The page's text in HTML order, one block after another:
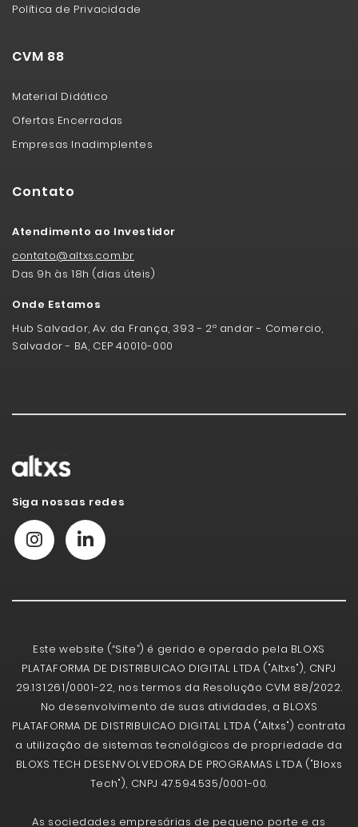
Política de Privacidade
CVM 88
Material Didático
Ofertas Encerradas
Empresas Inadimplentes
Contato
Atendimento ao Investidor
contato@altxs.com.br
Das 9h às 18h (dias úteis)
Onde Estamos
Hub Salvador, Av. da França, 393 - 2º andar - Comercio,
Salvador - BA, CEP 40010-000
Siga nossas redes
Este website (“Site”) é gerido e operado pela BLOXS
PLATAFORMA DE DISTRIBUICAO DIGITAL LTDA ("Altxs"), CNPJ
29.131.261/0001-22, nos termos da Resolução CVM 88/2022.
No desenvolvimento de suas atividades, a BLOXS
PLATAFORMA DE DISTRIBUICAO DIGITAL LTDA ("Altxs") contrata
a utilização de sistemas tecnológicos de propriedade da
BLOXS TECH DESENVOLVEDORA DE PROGRAMAS LTDA ("Bloxs
Tech"), CNPJ 47.594.535/0001-00.
As sociedades empresárias de pequeno porte e as